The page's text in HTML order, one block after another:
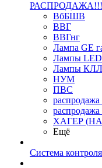
РАСПРОДАЖА!!!
ВбБШВ
ВВГ
ВВГнг
Лампа GE
Лампы
Лампы КЛЛ
НУМ
ПВС
распродажа
распродажа
ХАГЕР
Ещё
Система